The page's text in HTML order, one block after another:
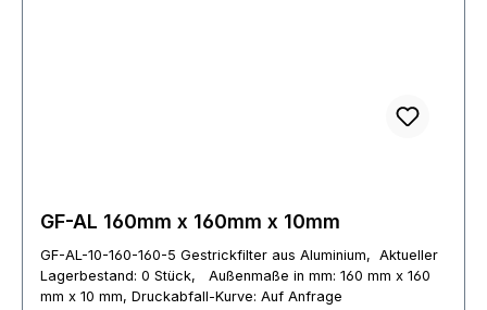
GF-AL 160mm x 160mm x 10mm
GF-AL-10-160-160-5 Gestrickfilter aus Aluminium, Aktueller
Lagerbestand: 0 Stück, Außenmaße in mm: 160 mm x 160
mm x 10 mm, Druckabfall-Kurve: Auf Anfrage